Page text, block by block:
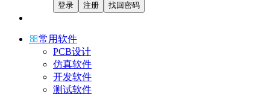
登录 注册 找回密码
常用软件
PCB设计
仿真软件
开发软件
测试软件